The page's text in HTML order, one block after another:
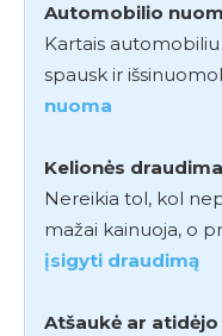
Automobilio
Kartais
spausk ir
nuoma
Kelionės
Nereikia tol, kol
mažai kainuoja, o
įsigyti draudimą
Atšaukė ar